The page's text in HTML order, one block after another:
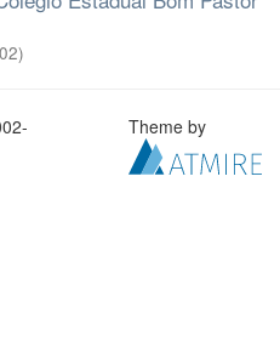
)
Theme by